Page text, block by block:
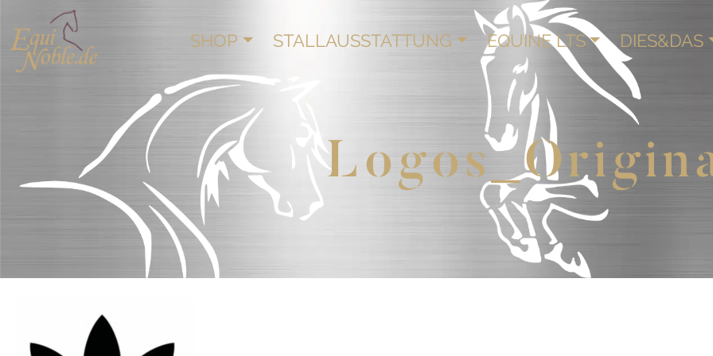
SHOP STALLAUSSTATTUNG EQUINE LTS DIES&DAS